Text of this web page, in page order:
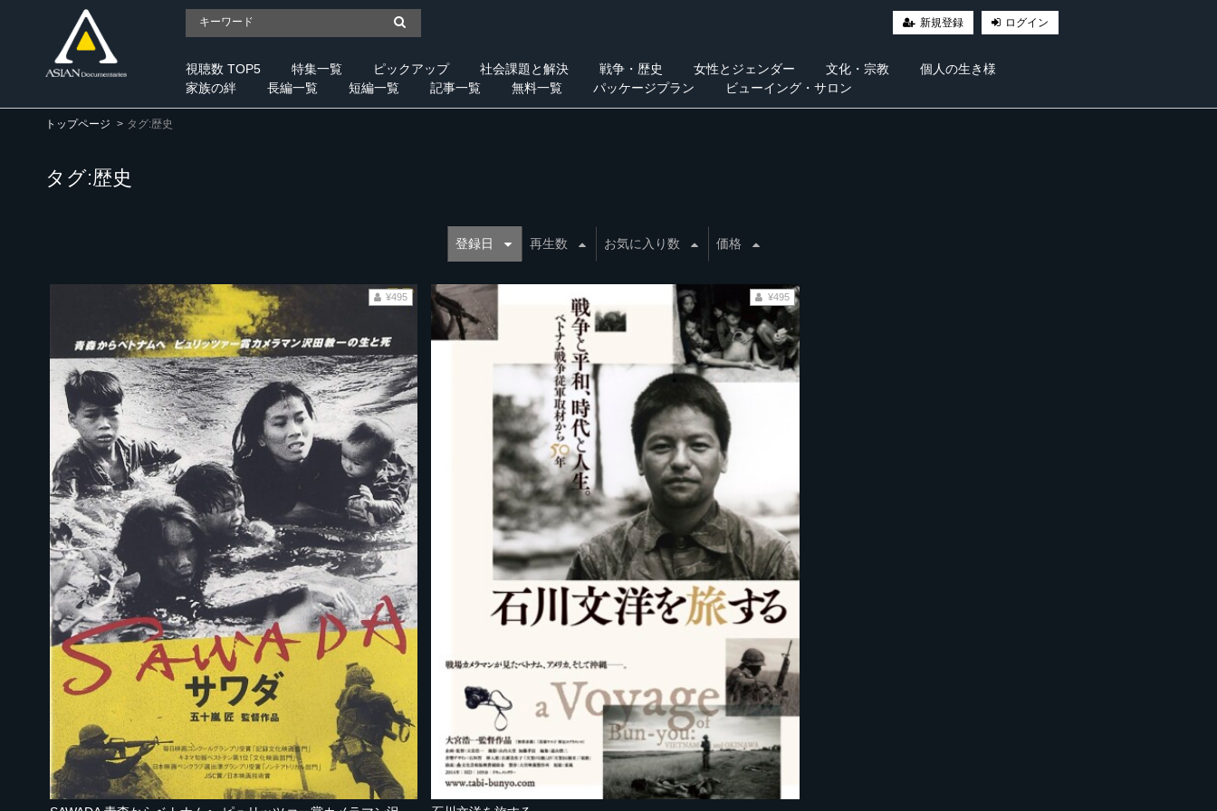
新規登録 ログイン
視聴数 TOP5 特集一覧 ピックアップ 社会課題と解決 戦争・歴史 女性とジェンダー 文化・宗教
個人の生き様
家族の絆
長編一覧 短編一覧 記事一覧 無料一覧 パッケージプラン ビューイング・サロン
トップページ タグ:歴史
タグ:歴史
登録日 再生数 お気に入り数 価格
¥495 ¥495